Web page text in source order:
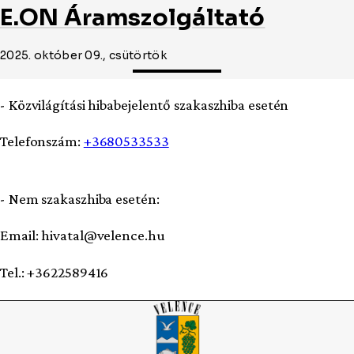
E.ON Áramszolgáltató
2025. október 09., csütörtök
- Közvilágítási hibabejelentő szakaszhiba esetén
Telefonszám: +3680533533
- Nem szakaszhiba esetén:
Email: hivatal@velence.hu
Tel.: +3622589416